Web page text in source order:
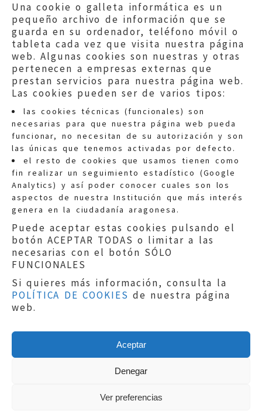
Una cookie o galleta informática es un
pequeño archivo de información que se
guarda en su ordenador, teléfono móvil o
tableta cada vez que visita nuestra página
web. Algunas cookies son nuestras y otras
pertenecen a empresas externas que
prestan servicios para nuestra página web.
Las cookies pueden ser de varios tipos:
las cookies técnicas (funcionales) son
necesarias para que nuestra página web pueda
funcionar, no necesitan de su autorización y son
las únicas que tenemos activadas por defecto.
el resto de cookies que usamos tienen como
fin realizar un seguimiento estadístico (Google
Analytics) y así poder conocer cuales son los
aspectos de nuestra Institución que más interés
genera en la ciudadanía aragonesa.
Puede aceptar estas cookies pulsando el
botón ACEPTAR TODAS o limitar a las
necesarias con el botón SÓLO
FUNCIONALES
Si quieres más información, consulta la
POLÍTICA DE COOKIES de nuestra página
web.
Aceptar
Denegar
Ver preferencias
Quejas:quejas@eljusticiadearagon.es
Información general:
informacion@eljusticiadearagon.es
Teléfonos:900 210 210/
Aviso legal|Política de privacidad|
Protección de Datos
Política de cookies
Copyright © 2019El Justicia de Aragón|
Sephor Consulting